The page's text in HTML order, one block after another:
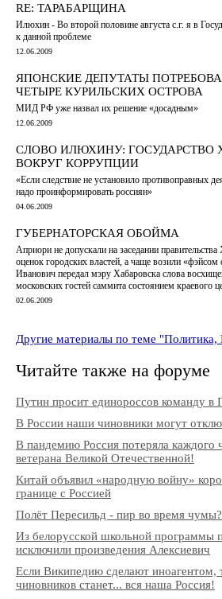
RE: ТАРАБАРЩИНА
Илюхин - Во второй половине августа с.г. я в
к данной проблеме
12.06.2009
ЯПОНСКИЕ ДЕПУТАТЫ
ЧЕТЫРЕ КУРИЛЬСКИХ ОСТРОВА
МИД РФ уже назвал их решение «досадным»
12.06.2009
СЛОВО ИЛЮХИНУ: ГОСУДАРСТВО
ВОКРУГ КОРРУПЦИИ
«Если следствие не установило противоправных
надо проинформировать россиян»
04.06.2009
ГУБЕРНАТОРСКАЯ ОБОЙМА
Априори не допускали на заседании
оценок городских властей, а чаще возили
Иванович передал мэру Хабаровска слова
московских гостей саммита состоянием краевого
02.06.2009
Другие материалы по теме "Политика,
Читайте также на форуме
Путин просит единороссов команду в
В России наши чиновники могут
В пандемию Россия потеряла каждого
ветерана Великой Отечественной!
Китай объявил «народную войну»
границе с Россией
Полёт Пересильд - пир во время чумы?
Из белорусской школьной программы
исключили произведения Алексиевич
Если Википедию сделают иноагентом,
чиновников станет... вся наша Россия!